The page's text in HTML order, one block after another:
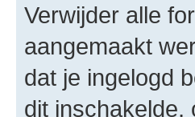
Verwijder alle
aangemaakt
dat je ingelogd
dit inschakelde,